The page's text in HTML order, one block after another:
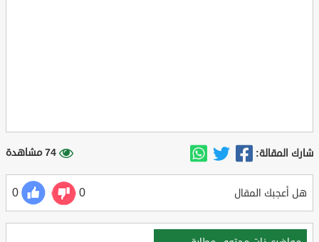
شارك المقالة: 74 مشاهدة
هل أعجبك المقال 0
0